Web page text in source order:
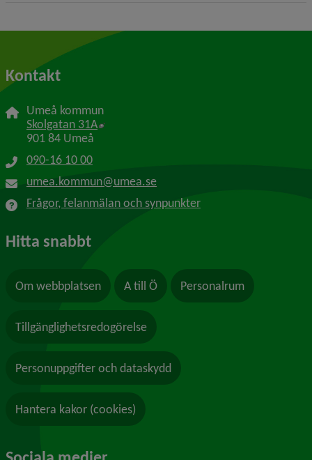
Kontakt
Umeå kommun
Skolgatan 31A Länk till annan webbplats, öppnas i nytt
901 84 Umeå
090-16 10 00
umea.kommun@umea.se
Frågor, felanmälan och synpunkter
Hitta snabbt
Om webbplatsen A till Ö Personalrum
Tillgänglighetsredogörelse
Personuppgifter och dataskydd
Hantera kakor (cookies)